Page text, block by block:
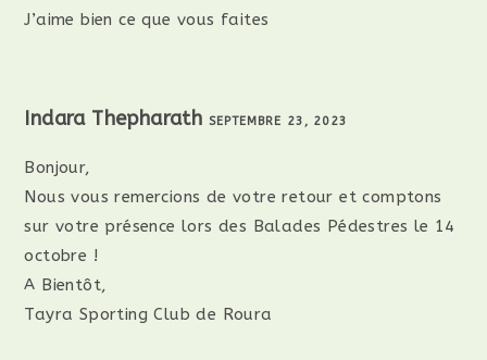
J’aime bien ce que vous faites
Indara Thepharath SEPTEMBRE 23, 2023
Bonjour,
Nous vous remercions de votre retour et comptons
sur votre présence lors des Balades Pédestres le 14
octobre !
A Bientôt,
Tayra Sporting Club de Roura